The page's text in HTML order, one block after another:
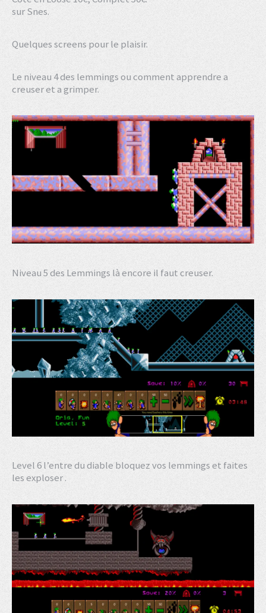
sur Snes.
Quelques screens pour le plaisir.
Le niveau 4 des lemmings ou comment apprendre a
creuser et a grimper.
Niveau 5 des Lemmings là encore il faut creuser.
Level 6 l’entre du diable bloquez vos lemmings et faites
les exploser .